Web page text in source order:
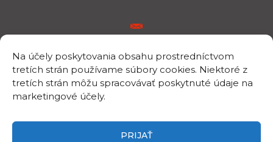
Na účely poskytovania obsahu prostredníctvom
tretích strán používame súbory cookies. Niektoré z
tretích strán môžu spracovávať poskytnuté údaje na
marketingové účely.
PRIJAŤ
csc.info@savba.sk
IČO/DIČ
IČO: 00398144